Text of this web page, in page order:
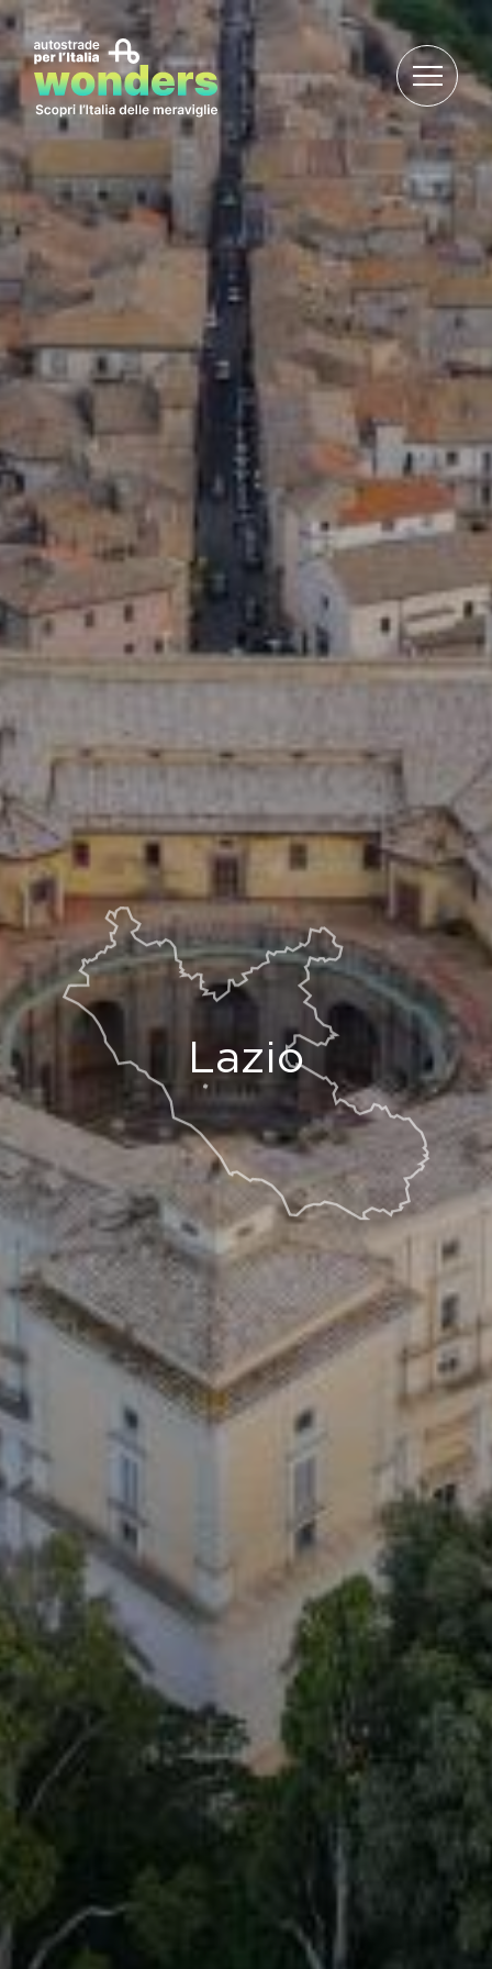
Salta al contenuto
Lazio